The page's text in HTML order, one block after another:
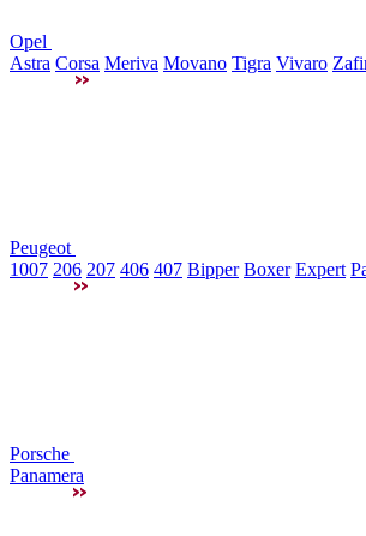
Opel
Astra Corsa Meriva Movano Tigra Vivaro
Peugeot
1007 206 207 406 407 Bipper Boxer Expert
Porsche
Panamera